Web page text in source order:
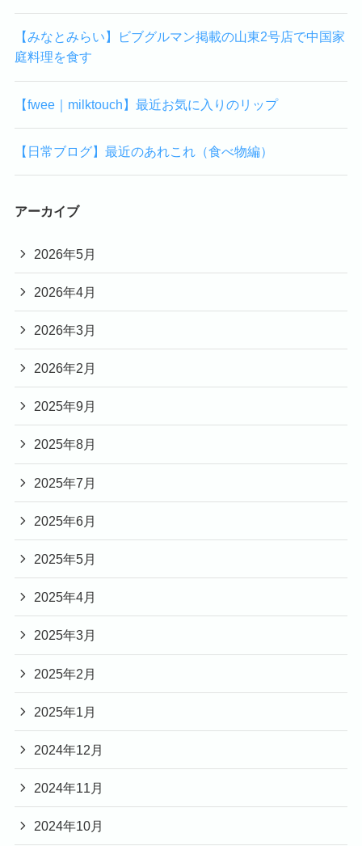
【みなとみらい】ビブグルマン掲載の山東2号店で中国家
庭料理を食す
【fwee｜milktouch】最近お気に入りのリップ
【日常ブログ】最近のあれこれ（食べ物編）
アーカイブ
2026年5月
2026年4月
2026年3月
2026年2月
2025年9月
2025年8月
2025年7月
2025年6月
2025年5月
2025年4月
2025年3月
2025年2月
2025年1月
2024年12月
2024年11月
2024年10月